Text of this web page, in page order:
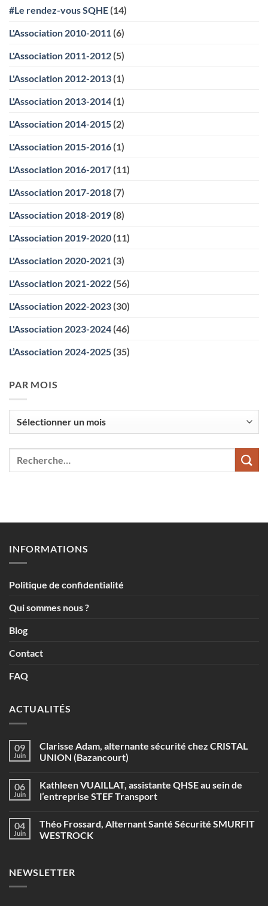
&
sein
ChargeGuru
#Le rendez-vous SQHE (14)
L'Association 2010-2011 (6)
L'Association 2011-2012 (5)
L'Association 2012-2013 (1)
L'Association 2013-2014 (1)
L'Association 2014-2015 (2)
L'Association 2015-2016 (1)
L'Association 2016-2017 (11)
L'Association 2017-2018 (7)
L'Association 2018-2019 (8)
L'Association 2019-2020 (11)
L'Association 2020-2021 (3)
L'Association 2021-2022 (56)
L'Association 2022-2023 (30)
L'Association 2023-2024 (46)
L’Association 2024-2025 (35)
PAR MOIS
INFORMATIONS
Politique de confidentialité
Qui sommes nous ?
Blog
Contact
FAQ
ACTUALITÉS
09
Juin
Clarisse Adam, alternante sécurité chez CRISTAL
UNION (Bazancourt)
sur
Clarisse
Adam,
chez
CRISTAL
UNION
06
Juin
Kathleen VUAILLAT, assistante QHSE au sein de
l’entreprise STEF Transport
sur
Kathleen
VUAILLAT,
sein
de
04
Juin
Théo Frossard, Alternant Santé Sécurité SMURFIT
WESTROCK
Théo
Frossard,
NEWSLETTER